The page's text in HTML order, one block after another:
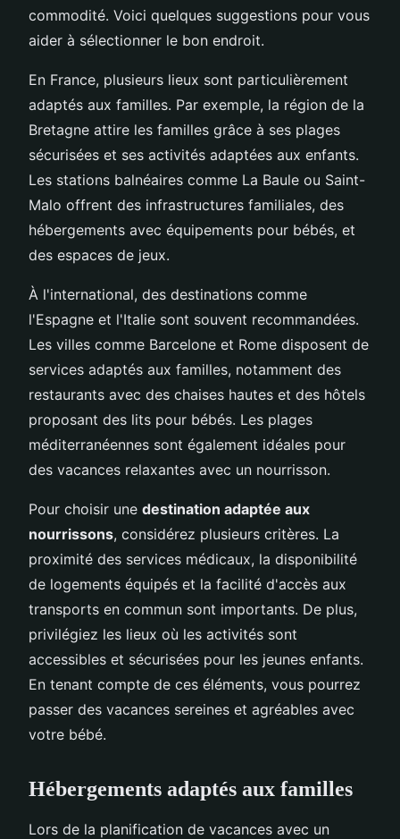
commodité. Voici quelques suggestions pour vous
aider à sélectionner le bon endroit.
En France, plusieurs lieux sont particulièrement
adaptés aux familles. Par exemple, la région de la
Bretagne attire les familles grâce à ses plages
sécurisées et ses activités adaptées aux enfants.
Les stations balnéaires comme La Baule ou Saint-
Malo offrent des infrastructures familiales, des
hébergements avec équipements pour bébés, et
des espaces de jeux.
À l'international, des destinations comme
l'Espagne et l'Italie sont souvent recommandées.
Les villes comme Barcelone et Rome disposent de
services adaptés aux familles, notamment des
restaurants avec des chaises hautes et des hôtels
proposant des lits pour bébés. Les plages
méditerranéennes sont également idéales pour
des vacances relaxantes avec un nourrisson.
Pour choisir une destination adaptée aux
nourrissons, considérez plusieurs critères. La
proximité des services médicaux, la disponibilité
de logements équipés et la facilité d'accès aux
transports en commun sont importants. De plus,
privilégiez les lieux où les activités sont
accessibles et sécurisées pour les jeunes enfants.
En tenant compte de ces éléments, vous pourrez
passer des vacances sereines et agréables avec
votre bébé.
Hébergements adaptés aux familles
Lors de la planification de vacances avec un